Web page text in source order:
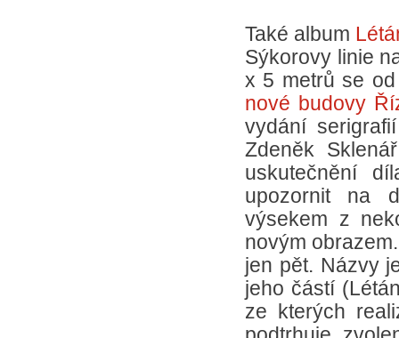
Také album
Sýkorovy linie
x 5 metrů se
nové budovy
vydání
Zdeněk
uskutečnění
upozornit na
výsekem z
novým
jen pět. Názvy
jeho částí
ze kterých